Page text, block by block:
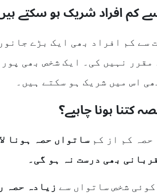
کم افراد شریک ہو سکتے
سے کم افراد بھی ایک بڑے
مقرر نہیں کی۔ ایک شخص بھی
اس میں شریک ہو سکتے ہیں۔
ہونا چاہیے؟
حصہ کم از کم ساتواں حصہ ہونا
بھی درست نہ ہو گی۔
کوئی شخص ساتواں سے زیادہ حصہ